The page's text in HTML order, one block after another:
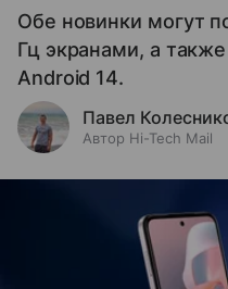
Обе новинки могут
Гц экранами, а
Android 14.
Павел
Автор Hi-Tech Mail